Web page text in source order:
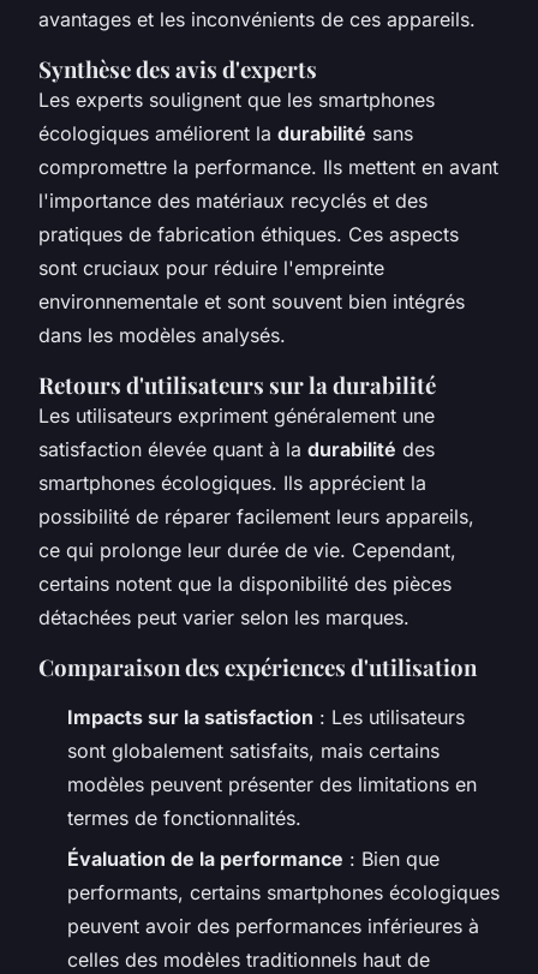
avantages et les inconvénients de ces appareils.
Synthèse des avis d'experts
Les experts soulignent que les smartphones
écologiques améliorent la durabilité sans
compromettre la performance. Ils mettent en avant
l'importance des matériaux recyclés et des
pratiques de fabrication éthiques. Ces aspects
sont cruciaux pour réduire l'empreinte
environnementale et sont souvent bien intégrés
dans les modèles analysés.
Retours d'utilisateurs sur la durabilité
Les utilisateurs expriment généralement une
satisfaction élevée quant à la durabilité des
smartphones écologiques. Ils apprécient la
possibilité de réparer facilement leurs appareils,
ce qui prolonge leur durée de vie. Cependant,
certains notent que la disponibilité des pièces
détachées peut varier selon les marques.
Comparaison des expériences d'utilisation
Impacts sur la satisfaction : Les utilisateurs
sont globalement satisfaits, mais certains
modèles peuvent présenter des limitations en
termes de fonctionnalités.
Évaluation de la performance : Bien que
performants, certains smartphones écologiques
peuvent avoir des performances inférieures à
celles des modèles traditionnels haut de